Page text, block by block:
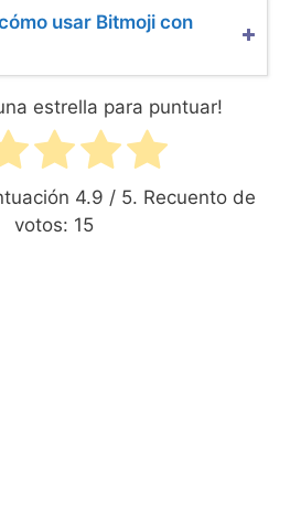
usar Bitmoji con
estrella para puntuar!
4.9 / 5. Recuento de
votos: 15